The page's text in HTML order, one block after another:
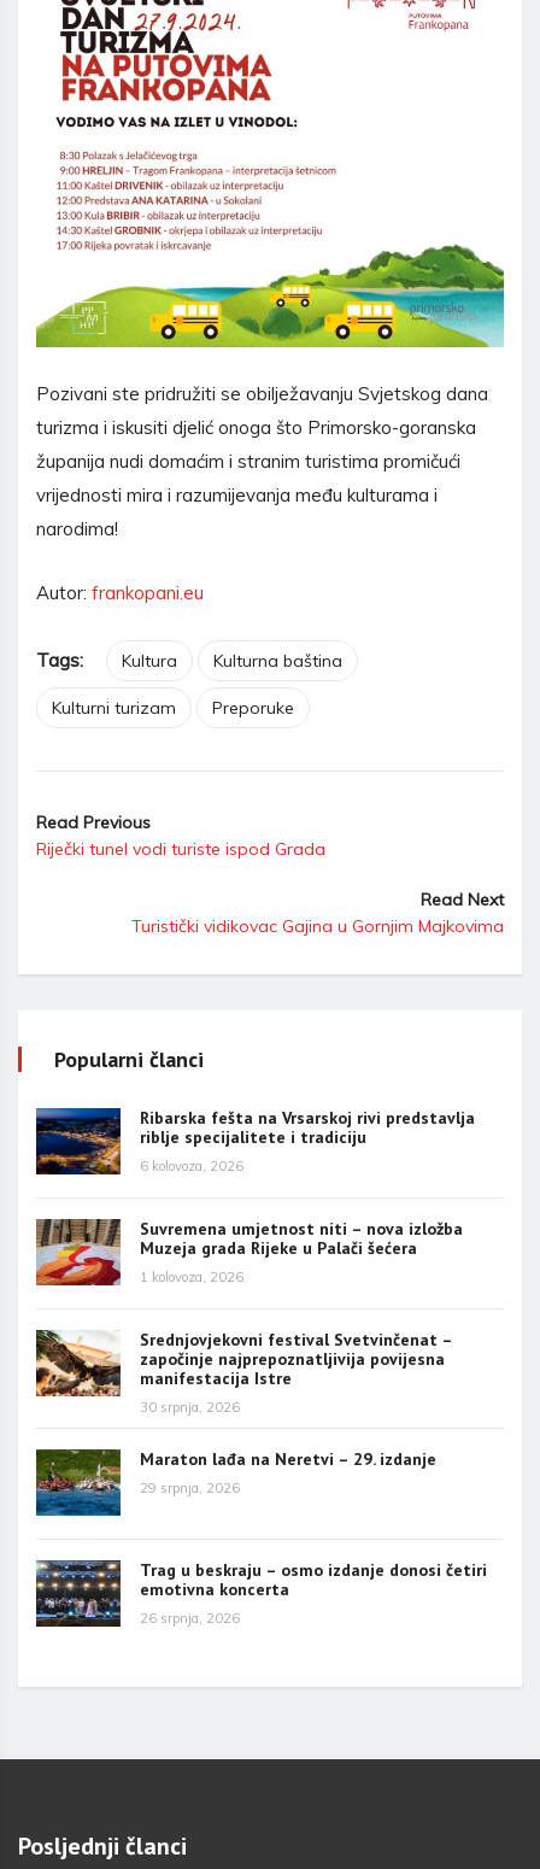
Pozivani ste pridružiti se obilježavanju Svjetskog dana
turizma i iskusiti djelić onoga što Primorsko-goranska
županija nudi domaćim i stranim turistima promičući
vrijednosti mira i razumijevanja među kulturama i
narodima!
Autor: frankopani.eu
Tags: Kultura Kulturna baština
Kulturni turizam Preporuke
Read Previous
Riječki tunel vodi turiste ispod Grada
Read Next
Turistički vidikovac Gajina u Gornjim Majkovima
Popularni članci
Ribarska fešta na Vrsarskoj rivi predstavlja
riblje specijalitete i tradiciju
6 kolovoza, 2026
Suvremena umjetnost niti – nova izložba
Muzeja grada Rijeke u Palači šećera
1 kolovoza, 2026
Srednjovjekovni festival Svetvinčenat –
započinje najprepoznatljivija povijesna
manifestacija Istre
30 srpnja, 2026
Maraton lađa na Neretvi – 29. izdanje
29 srpnja, 2026
Trag u beskraju – osmo izdanje donosi četiri
emotivna koncerta
26 srpnja, 2026
Posljednji članci